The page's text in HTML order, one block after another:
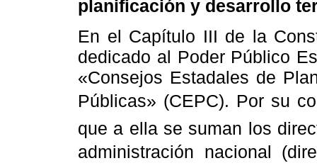
planificación y desarrollo
En el Capítulo III de la
dedicado al Poder Público
«Consejos Estadales de
Públicas» (CEPC). Por su
que a ella se suman los
administración nacional